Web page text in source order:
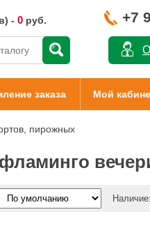
+7
- 0 руб.
заказа Мой
пирожных
Наличие: